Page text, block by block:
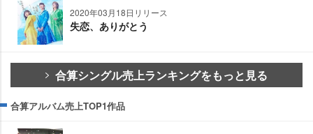
2020年03月18日リリース
失恋、ありがとう
合算シングル売上ランキングをもっと見る
合算アルバム売上TOP1作品